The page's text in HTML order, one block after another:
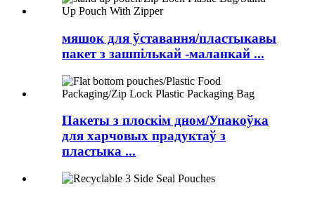
мяшок для ўставання/пластыкавы
пакет з зашпількай -маланкай ...
Пакеты з плоскім дном/Упакоўка
для харчовых прадуктаў з
пластыка ...